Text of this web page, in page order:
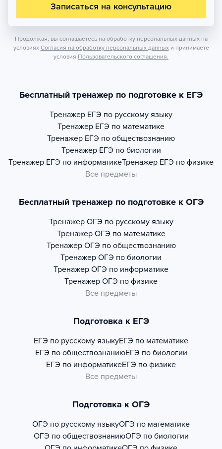
Записаться на консультацию
Продолжая, вы соглашаетесь на обработку персональных данных на
условиях Согласия на обработку персональных данных и принимаете
условия Пользовательского соглашения.
Бесплатный тренажер по подготовке к ЕГЭ
Тренажер ЕГЭ по русскому языку
Тренажер ЕГЭ по математике
Тренажер ЕГЭ по обществознанию
Тренажер ЕГЭ по биологии
Тренажер ЕГЭ по информатикеТренажер ЕГЭ по физике
Все предметы
Бесплатный тренажер по подготовке к ОГЭ
Тренажер ОГЭ по русскому языку
Тренажер ОГЭ по математике
Тренажер ОГЭ по обществознанию
Тренажер ОГЭ по биологии
Тренажер ОГЭ по информатике
Тренажер ОГЭ по физике
Все предметы
Подготовка к ЕГЭ
ЕГЭ по русскому языкуЕГЭ по математике
ЕГЭ по обществознаниюЕГЭ по биологии
ЕГЭ по информатикеЕГЭ по физике
Все предметы
Подготовка к ОГЭ
ОГЭ по русскому языкуОГЭ по математике
ОГЭ по обществознаниюОГЭ по биологии